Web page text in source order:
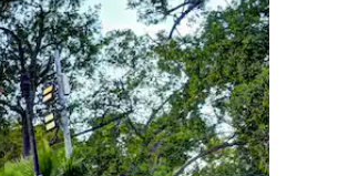
nadol alebo ich preskúmať pomocou